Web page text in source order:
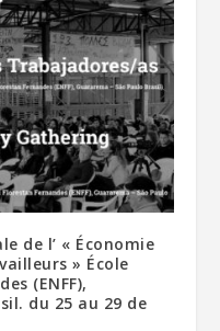
de l’ « Économie
» École
(ENFF),
du 25 au 29 de